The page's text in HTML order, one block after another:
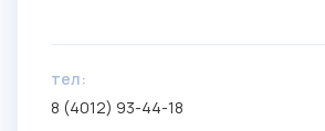
тел:
8 (4012) 93-44-18